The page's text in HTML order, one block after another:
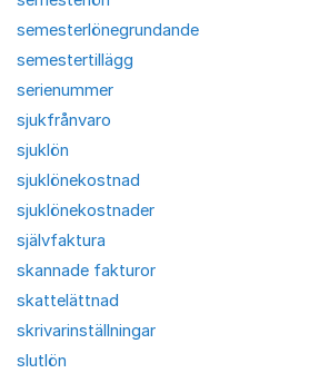
semesterlönegrundande
semestertillägg
serienummer
sjukfrånvaro
sjuklön
sjuklönekostnad
sjuklönekostnader
självfaktura
skannade fakturor
skattelättnad
skrivarinställningar
slutlön